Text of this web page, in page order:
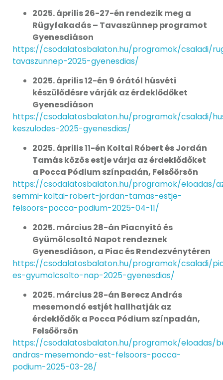
2025. április 26-27-én rendezik meg a
Rügyfakadás – Tavaszünnep programot
Gyenesdiáson
https://csodalatosbalaton.hu/programok/csaladi/
tavaszunnep-2025-gyenesdias/
2025. április 12-én 9 órától húsvéti
készülődésre várják az érdeklődőket
Gyenesdiáson
https://csodalatosbalaton.hu/programok/csaladi/
keszulodes-2025-gyenesdias/
2025. április 11-én Koltai Róbert és Jordán
Tamás közös estje várja az érdeklődőket
a Pocca Pódium színpadán, Felsőörsön
https://csodalatosbalaton.hu/programok/eloadas/
semmi-koltai-robert-jordan-tamas-estje-
felsoors-pocca-podium-2025-04-11/
2025. március 28-án Piacnyitó és
Gyümölcsoltó Napot rendeznek
Gyenesdiáson, a Piac és Rendezvénytéren
https://csodalatosbalaton.hu/programok/csaladi/
es-gyumolcsolto-nap-2025-gyenesdias/
2025. március 28-án Berecz András
mesemondó estjét hallhatják az
érdeklődők a Pocca Pódium színpadán,
Felsőörsön
https://csodalatosbalaton.hu/programok/eloadas/
andras-mesemondo-est-felsoors-pocca-
podium-2025-03-28/